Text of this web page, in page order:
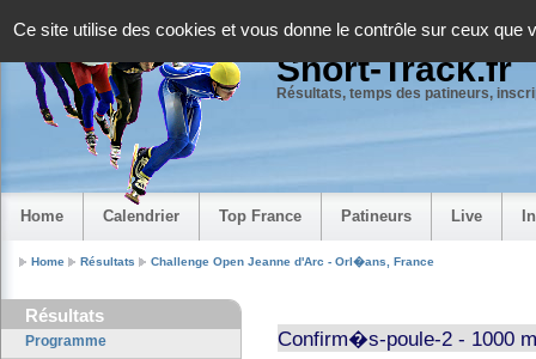
Ce site utilise des cookies et vous donne le contrôle sur ceux que
Short-Track.fr
Résultats, temps des patineurs,
Home Calendrier Top France Patineurs Live
Home Résultats Challenge Open Jeanne d'Arc - Orl�ans, France
Résultats
Programme
Confirm�s-poule-2 - 1000